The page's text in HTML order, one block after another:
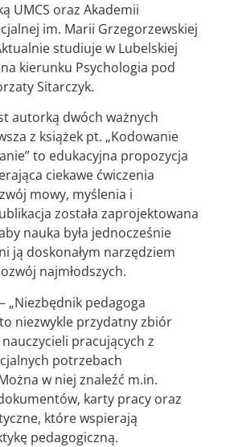
UMCS oraz Akademii
im. Marii Grzegorzewskiej
studiuje w Lubelskiej
kierunku Psychologia pod
Sitarczyk.
autorką dwóch ważnych
z książek pt. „Kodowanie
to edukacyjna propozycja
ciekawe ćwiczenia
mowy, myślenia i
została zaprojektowana
nauka była jednocześnie
ją doskonałym narzędziem
najmłodszych.
„Niezbędnik pedagoga
niezwykle przydatny zbiór
pracujących z
potrzebach
w niej znaleźć m.in.
karty pracy oraz
które wspierają
pedagogiczną.